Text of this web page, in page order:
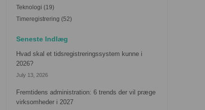
Teknologi (19)
Timeregistrering (52)
Seneste Indlæg
Hvad skal et tidsregistreringssystem kunne i
2026?
July 13, 2026
Fremtidens administration: 6 trends der vil præge
virksomheder i 2027